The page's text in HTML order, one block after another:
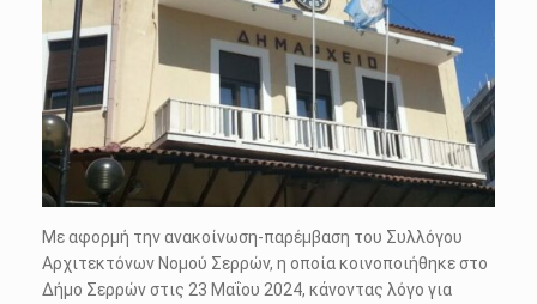
Με αφορμή την ανακοίνωση-παρέμβαση του Συλλόγου
Αρχιτεκτόνων Νομού Σερρών, η οποία κοινοποιήθηκε στο
Δήμο Σερρών στις 23 Μαΐου 2024, κάνοντας λόγο για